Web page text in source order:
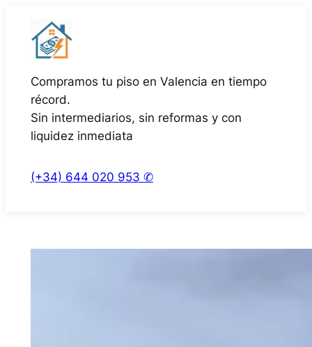
contenido
Compramos tu piso en Valencia en tiempo
récord.
Sin intermediarios, sin reformas y con
liquidez inmediata
(+34) 644 020 953 ✆